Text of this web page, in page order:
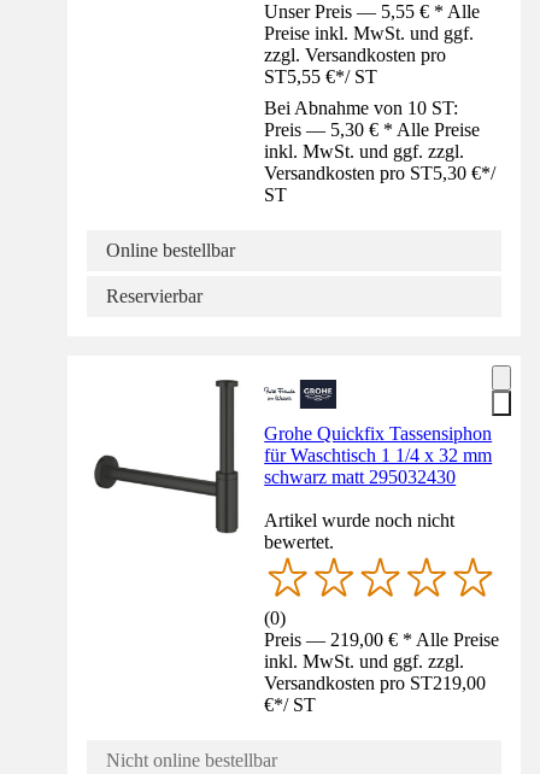
Unser Preis — 5,55 € * Alle
Preise inkl. MwSt. und ggf.
zzgl. Versandkosten pro
ST5,55 €*/ ST
Bei Abnahme von 10 ST:
Preis — 5,30 € * Alle Preise
inkl. MwSt. und ggf. zzgl.
Versandkosten pro ST5,30 €*/
ST
Online bestellbar
Reservierbar
Grohe Quickfix Tassensiphon
für Waschtisch 1 1/4 x 32 mm
schwarz matt 295032430
Artikel wurde noch nicht
bewertet.
(0)
Preis — 219,00 € * Alle Preise
inkl. MwSt. und ggf. zzgl.
Versandkosten pro ST219,00
€*/ ST
Nicht online bestellbar